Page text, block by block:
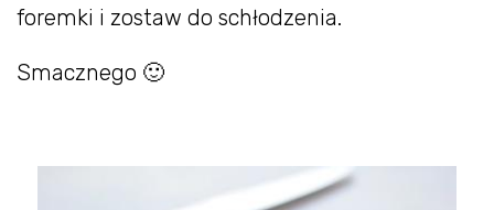
foremki i zostaw do schłodzenia.
Smacznego 🙂